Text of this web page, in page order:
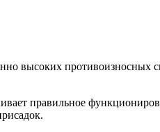
высоких противоизносных
правильное